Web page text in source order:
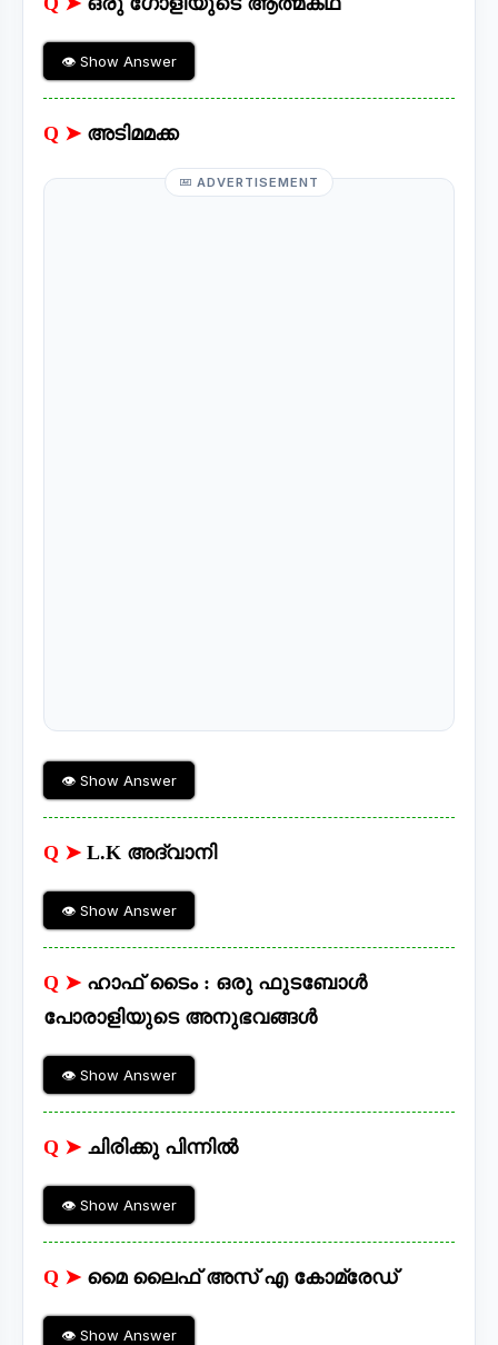
👁 Show Answer
Q ➤ അടിമമക്ക
ADVERTISEMENT
👁 Show Answer
Q ➤ L.K അദ്വാനി
👁 Show Answer
Q ➤ ഹാഫ് ടൈം : ഒരു ഫുടബോൾ
പോരാളിയുടെ അനുഭവങ്ങൾ
👁 Show Answer
Q ➤ ചിരിക്കു പിന്നിൽ
👁 Show Answer
Q ➤ മൈ ലൈഫ് അസ് എ കോമ്രേഡ്
👁 Show Answer